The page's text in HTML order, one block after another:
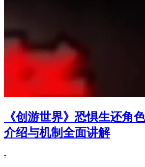
《创游世界》恐惧生还角
介绍与机制全面讲解
-